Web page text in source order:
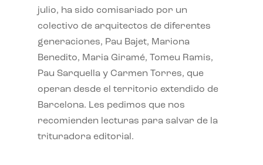
julio, ha sido comisariado por un
colectivo de arquitectos de diferentes
generaciones, Pau Bajet, Mariona
Benedito, Maria Giramé, Tomeu Ramis,
Pau Sarquella y Carmen Torres, que
operan desde el territorio extendido de
Barcelona. Les pedimos que nos
recomienden lecturas para salvar de la
trituradora editorial.